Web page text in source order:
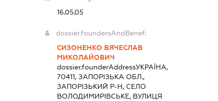
16.05.05
dossier.foundersAndBenef:
СИЗОНЕНКО ВЯЧЕСЛАВ
МИКОЛАЙОВИЧ
dossier.founderAddressУКРАЇНА,
70411, ЗАПОРІЗЬКА ОБЛ.,
ЗАПОРІЗЬКИЙ Р-Н, СЕЛО
ВОЛОДИМИРІВСЬКЕ, ВУЛИЦЯ